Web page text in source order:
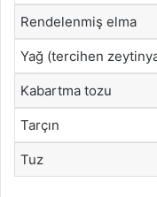
Rendelenmiş elma
Yağ (tercihen
Kabartma tozu
Tarçın
Tuz